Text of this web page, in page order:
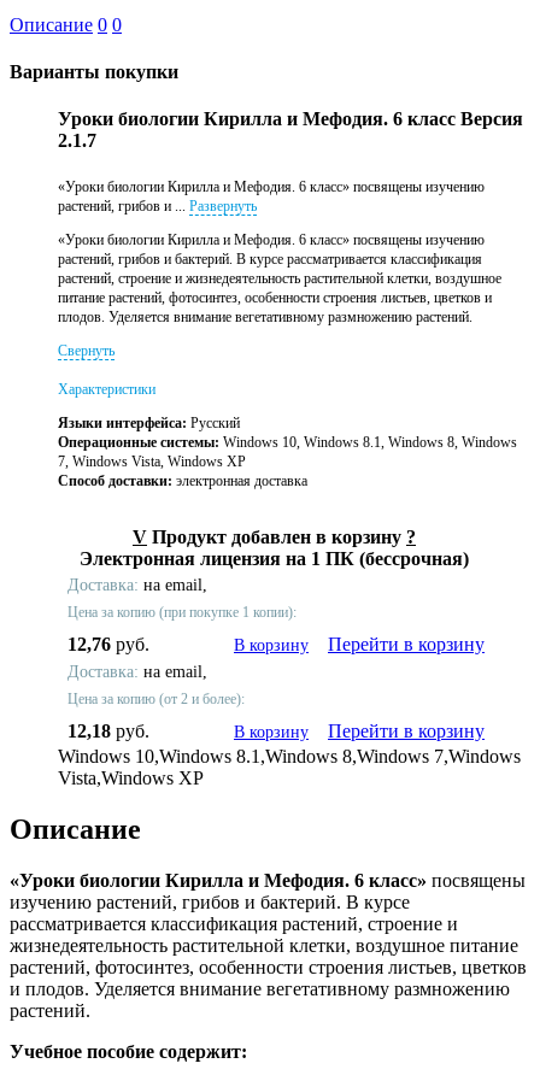
Описание 0 0
Варианты покупки
Уроки биологии Кирилла и Мефодия. 6 класс Версия
2.1.7
«Уроки биологии Кирилла и Мефодия. 6 класс» посвящены изучению
растений, грибов и ... Развернуть
«Уроки биологии Кирилла и Мефодия. 6 класс» посвящены изучению
растений, грибов и бактерий. В курсе рассматривается классификация
растений, строение и жизнедеятельность растительной клетки, воздушное
питание растений, фотосинтез, особенности строения листьев, цветков и
плодов. Уделяется внимание вегетативному размножению растений.
Свернуть
Характеристики
Языки интерфейса: Русский
Операционные системы: Windows 10, Windows 8.1, Windows 8, Windows
7, Windows Vista, Windows XP
Способ доставки: электронная доставка
V Продукт добавлен в корзину ?
Электронная лицензия на 1 ПК (бессрочная)
Доставка: на email,
Цена за копию (при покупке 1 копии):
12,76 руб. В корзину Перейти в корзину
Доставка: на email,
Цена за копию (от 2 и более):
12,18 руб. В корзину
Перейти в корзину
Windows 10,Windows 8.1,Windows 8,Windows 7,Windows
Vista,Windows XP
Описание
«Уроки биологии Кирилла и Мефодия. 6 класс» посвящены
изучению растений, грибов и бактерий. В курсе
рассматривается классификация растений, строение и
жизнедеятельность растительной клетки, воздушное питание
растений, фотосинтез, особенности строения листьев, цветков
и плодов. Уделяется внимание вегетативному размножению
растений.
Учебное пособие содержит: